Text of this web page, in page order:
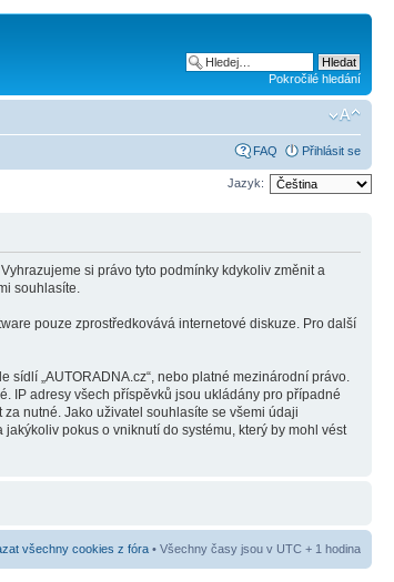
Pokročilé hledání
FAQ Přihlásit se
Jazyk:
si právo tyto podmínky kdykoliv změnit a
souhlasíte.
pouze zprostředkovává internetové diskuze. Pro další
„AUTORADNA.cz“, nebo platné mezinárodní právo.
IP adresy všech příspěvků jsou ukládány pro případné
nutné. Jako uživatel souhlasíte se všemi údaji
pokus o vniknutí do systému, který by mohl vést
všechny cookies z fóra • Všechny časy jsou v UTC + 1 hodina